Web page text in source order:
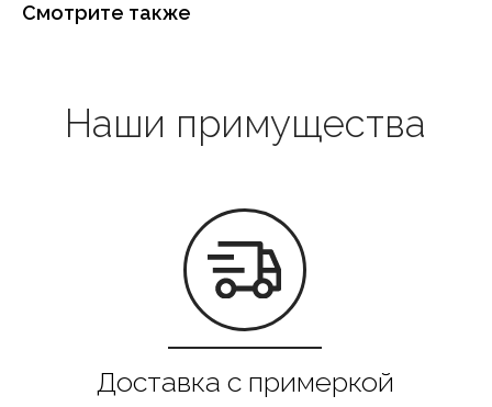
Смотрите также
Гарантия качества